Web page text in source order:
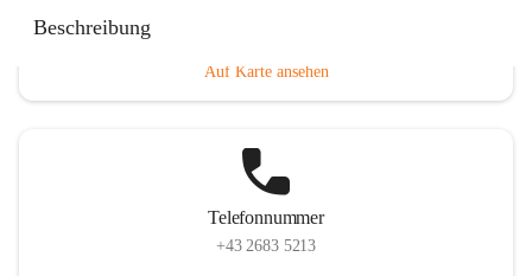
Beschreibung
Auf Karte ansehen
Telefonnummer
+43 2683 5213